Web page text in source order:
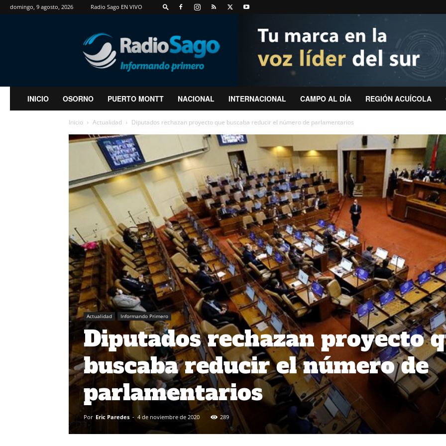
domingo, 9 agosto, 2026 Radio Sago EN VIVO
RadioSago
INICIO OSORNO PUERTO MONTT NACIONAL INTERNACIONAL CAMPO AL DÍA REGIÓN ACUÍCOLA
Inicio Actualidad Diputados rechazan proyecto que buscaba reducir el número de parlamentarios
Actualidad Informando Primero
Diputados rechazan proyecto
buscaba reducir el número de
parlamentarios
Por Eric Paredes - 4 de noviembre de 2020 289